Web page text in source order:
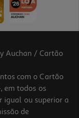
Auchan / Cartão
com o Cartão
em todos os
igual ou superior a
de